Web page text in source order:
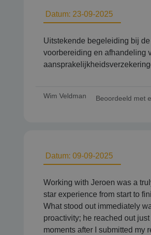
Datum: 23-09-2025
Uitstekende begeleiding bij de
voorbereiding en afhandeling
Wim Veldman Beoordeeld met
Datum: 09-09-2025
Working with Jeroen was a
star experience from start to
What stood out immediately
proactivity; he reached out just
moments after I submitted my